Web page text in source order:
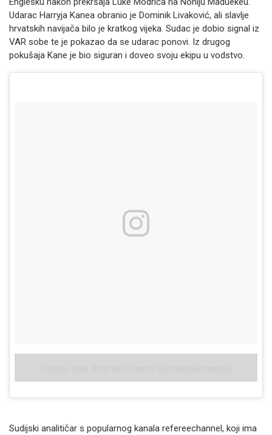
Udarac Harryja Kanea obranio je Dominik Livaković, ali slavlje
hrvatskih navijača bilo je kratkog vijeka. Sudac je dobio signal iz
VAR sobe te je pokazao da se udarac ponovi. Iz drugog
pokušaja Kane je bio siguran i doveo svoju ekipu u vodstvo.
Sudijski analitičar s popularnog kanala refereechannel, koji ima